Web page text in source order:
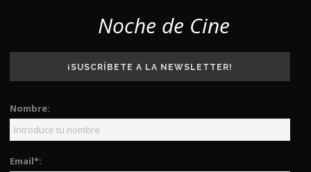
Noche de Cine
¡SUSCRÍBETE A LA NEWSLETTER!
Nombre:
Email*: